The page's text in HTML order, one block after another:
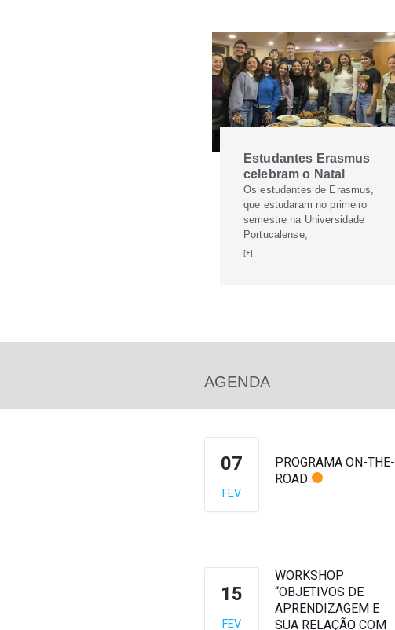
Estudantes Erasmus
celebram o Natal
Os estudantes de Erasmus,
que estudaram no primeiro
semestre na Universidade
Portucalense,
[+]
AGENDA
07
FEV
PROGRAMA ON-THE-
ROAD
15
FEV
WORKSHOP
“OBJETIVOS DE
APRENDIZAGEM E
SUA RELAÇÃO COM